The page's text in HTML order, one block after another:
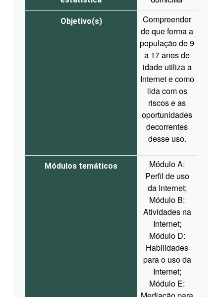
Objetivo(s)
Compreender
de que forma a
população de 9
a 17 anos de
idade utiliza a
Internet e como
lida com os
riscos e as
oportunidades
decorrentes
desse uso.
Módulos temáticos
Módulo A:
Perfil de uso
da Internet;
Módulo B:
Atividades na
Internet;
Módulo D:
Habilidades
para o uso da
Internet;
Módulo E: